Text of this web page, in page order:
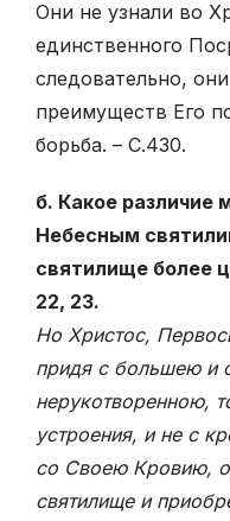
Они не узнали во
единственного
следовательно,
преимуществ Его
борьба. – С.430.
б. Какое
Небесным
святилище более
22, 23.
Но Христос,
придя с большею и
нерукотворенною,
устроения, и не с
со Своею Кровию,
святилище и